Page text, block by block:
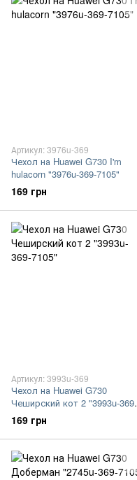
Артикул: 3976u-369
Чехол на Huawei G730 I'm
hulacorn "3976u-369-7105"
169 грн
Артикул: 3993u-369
Чехол на Huawei G730
Чеширский кот 2 "3993u-369-
7105"
169 грн